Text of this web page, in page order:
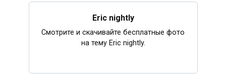
Eric nightly
Смотрите и скачивайте бесплатные фото
на тему Eric nightly.